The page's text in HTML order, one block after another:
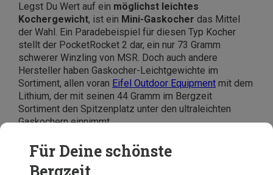
Legst Du Wert auf ein möglichst leichtes
Kochergewicht, ist ein Mini-Gaskocher das Mittel
der Wahl. Ein Paradebeispiel für diesen Typ Kocher
stellt der PocketRocket 2 dar, ein nur 73 Gramm
schwerer Winzling von MSR. Doch auch andere
Hersteller haben Gaskocher-Leichtgewichte im
Sortiment, allen voran Eifel Outdoor Equipment mit dem
Lithium, der mit seinen 44 Gramm im Bergzeit
Sortiment den Spitzenplatz unter den ultraleichten
Gaskochern einnimmt.
Tipp: Wenn Du Effizienz und Gewicht
im Auge behalten möchtest, bist Du zum Beispiel mit
demSoto Micro Regulator Stove
Für Deine schönste